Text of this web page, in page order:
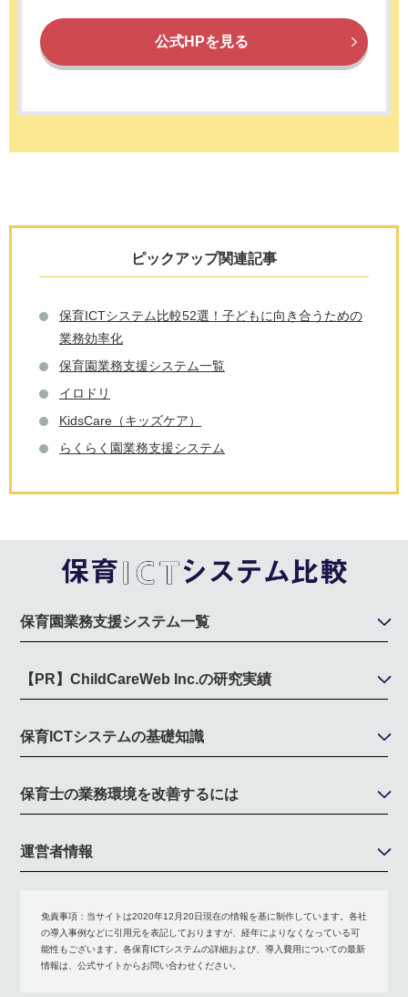
公式HPを見る
ピックアップ関連記事
保育ICTシステム比較52選！子どもに向き合うための
業務効率化
保育園業務支援システム一覧
イロドリ
KidsCare（キッズケア）
らくらく園業務支援システム
保育園業務支援システム一覧
【PR】ChildCareWeb Inc.の研究実績
保育ICTシステムの基礎知識
保育士の業務環境を改善するには
運営者情報
免責事項： 当サイトは2020年12月20日現在の情報を基に制作しています。各社
の導入事例などに引用元を表記しておりますが、経年によりなくなっている可
能性もございます。各保育ICTシステムの詳細および、導入費用についての最新
情報は、公式サイトからお問い合わせください。